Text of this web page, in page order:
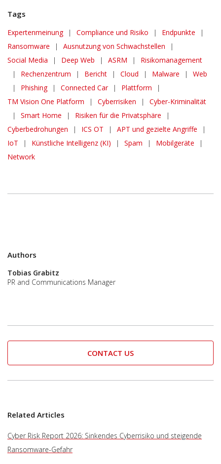
Tags
Expertenmeinung | Compliance und Risiko | Endpunkte
|
Ransomware
| Ausnutzung von Schwachstellen
|
Social Media
| Deep Web | ASRM |
Risikomanagement
|
Rechenzentrum | Bericht | Cloud | Malware |
Web
|
Phishing | Connected Car | Plattform
|
TM Vision One Platform
One-Platform | Cyberrisiken |
Cyber-Kriminalität
|
Smart Home | Risiken für die Privatsphäre
|
Cyberbedrohungen
| ICS OT | APT und gezielte Angriffe
|
IoT
| Künstliche Intelligenz (KI) | Spam | Mobilgeräte
|
Network
Authors
Tobias Grabitz
PR and Communications Manager
CONTACT US
Related Articles
Cyber Risk Report 2026: Sinkendes Cyberrisiko und steigende
Ransomware-Gefahr